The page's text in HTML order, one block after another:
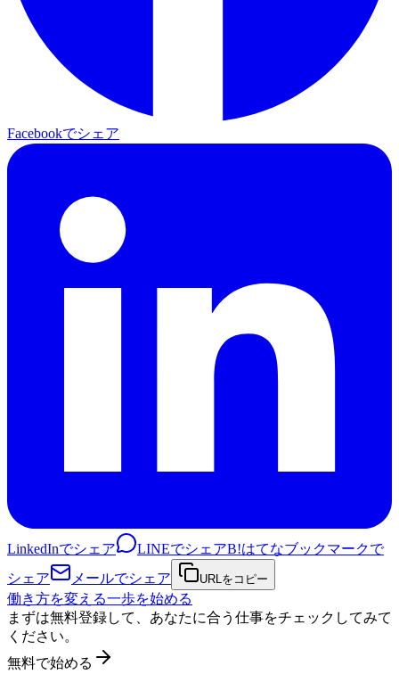
Facebookでシェア
LinkedInでシェア LINEでシェアB!はてなブックマークで
シェア
メールでシェア URLをコピー
働き方を変える一歩を始める
まずは無料登録して、あなたに合う仕事をチェックしてみて
ください。
無料で始める